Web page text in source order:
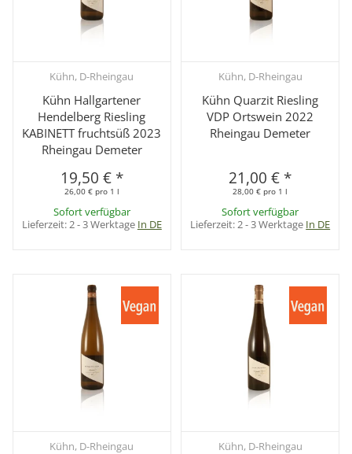
Kühn, D-Rheingau
Kühn Hallgartener
Hendelberg Riesling
KABINETT fruchtsüß 2023
Rheingau Demeter
19,50 € *
26,00 € pro 1 l
Sofort verfügbar
Lieferzeit:2 - 3 Werktage In DE
Kühn, D-Rheingau
Kühn Quarzit Riesling
VDP Ortswein 2022
Rheingau Demeter
21,00 € *
28,00 € pro 1 l
Sofort verfügbar
Lieferzeit:2 - 3 Werktage In DE
Kühn, D-Rheingau Kühn, D-Rheingau